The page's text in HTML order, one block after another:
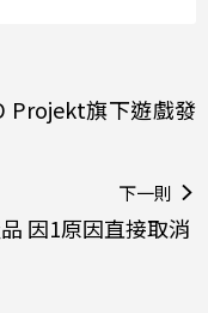
Projekt旗下遊戲發
下一則
因1原因直接取消